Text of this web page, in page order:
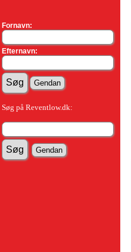
Fornavn:
Efternavn:
Søg på Reventlow.dk: